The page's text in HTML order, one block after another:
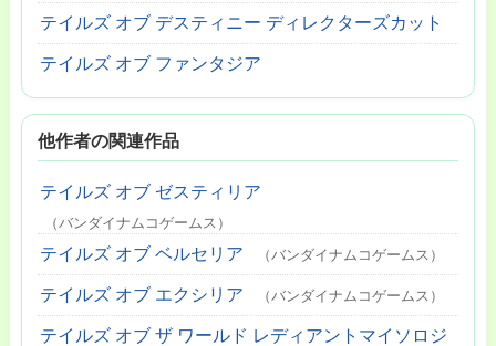
テイルズ オブ デスティニー ディレクターズカット
テイルズ オブ ファンタジア
他作者の関連作品
テイルズ オブ ゼスティリア
（バンダイナムコゲームス）
テイルズ オブ ベルセリア （バンダイナムコゲームス）
テイルズ オブ エクシリア （バンダイナムコゲームス）
テイルズ オブ ザ ワールド レディアントマイソロジ